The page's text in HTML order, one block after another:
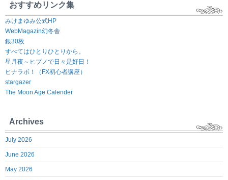
おすすめリンク集
みけまゆみ公式HP
WebMagazin幻冬舎
銀30枚
すべてはひとりひとりから。
星月夜～ヒプノで日々是好日！
ヒナラボ！（FX初心者講座）
stargazer
The Moon Age Calender
Archives
July 2026
June 2026
May 2026